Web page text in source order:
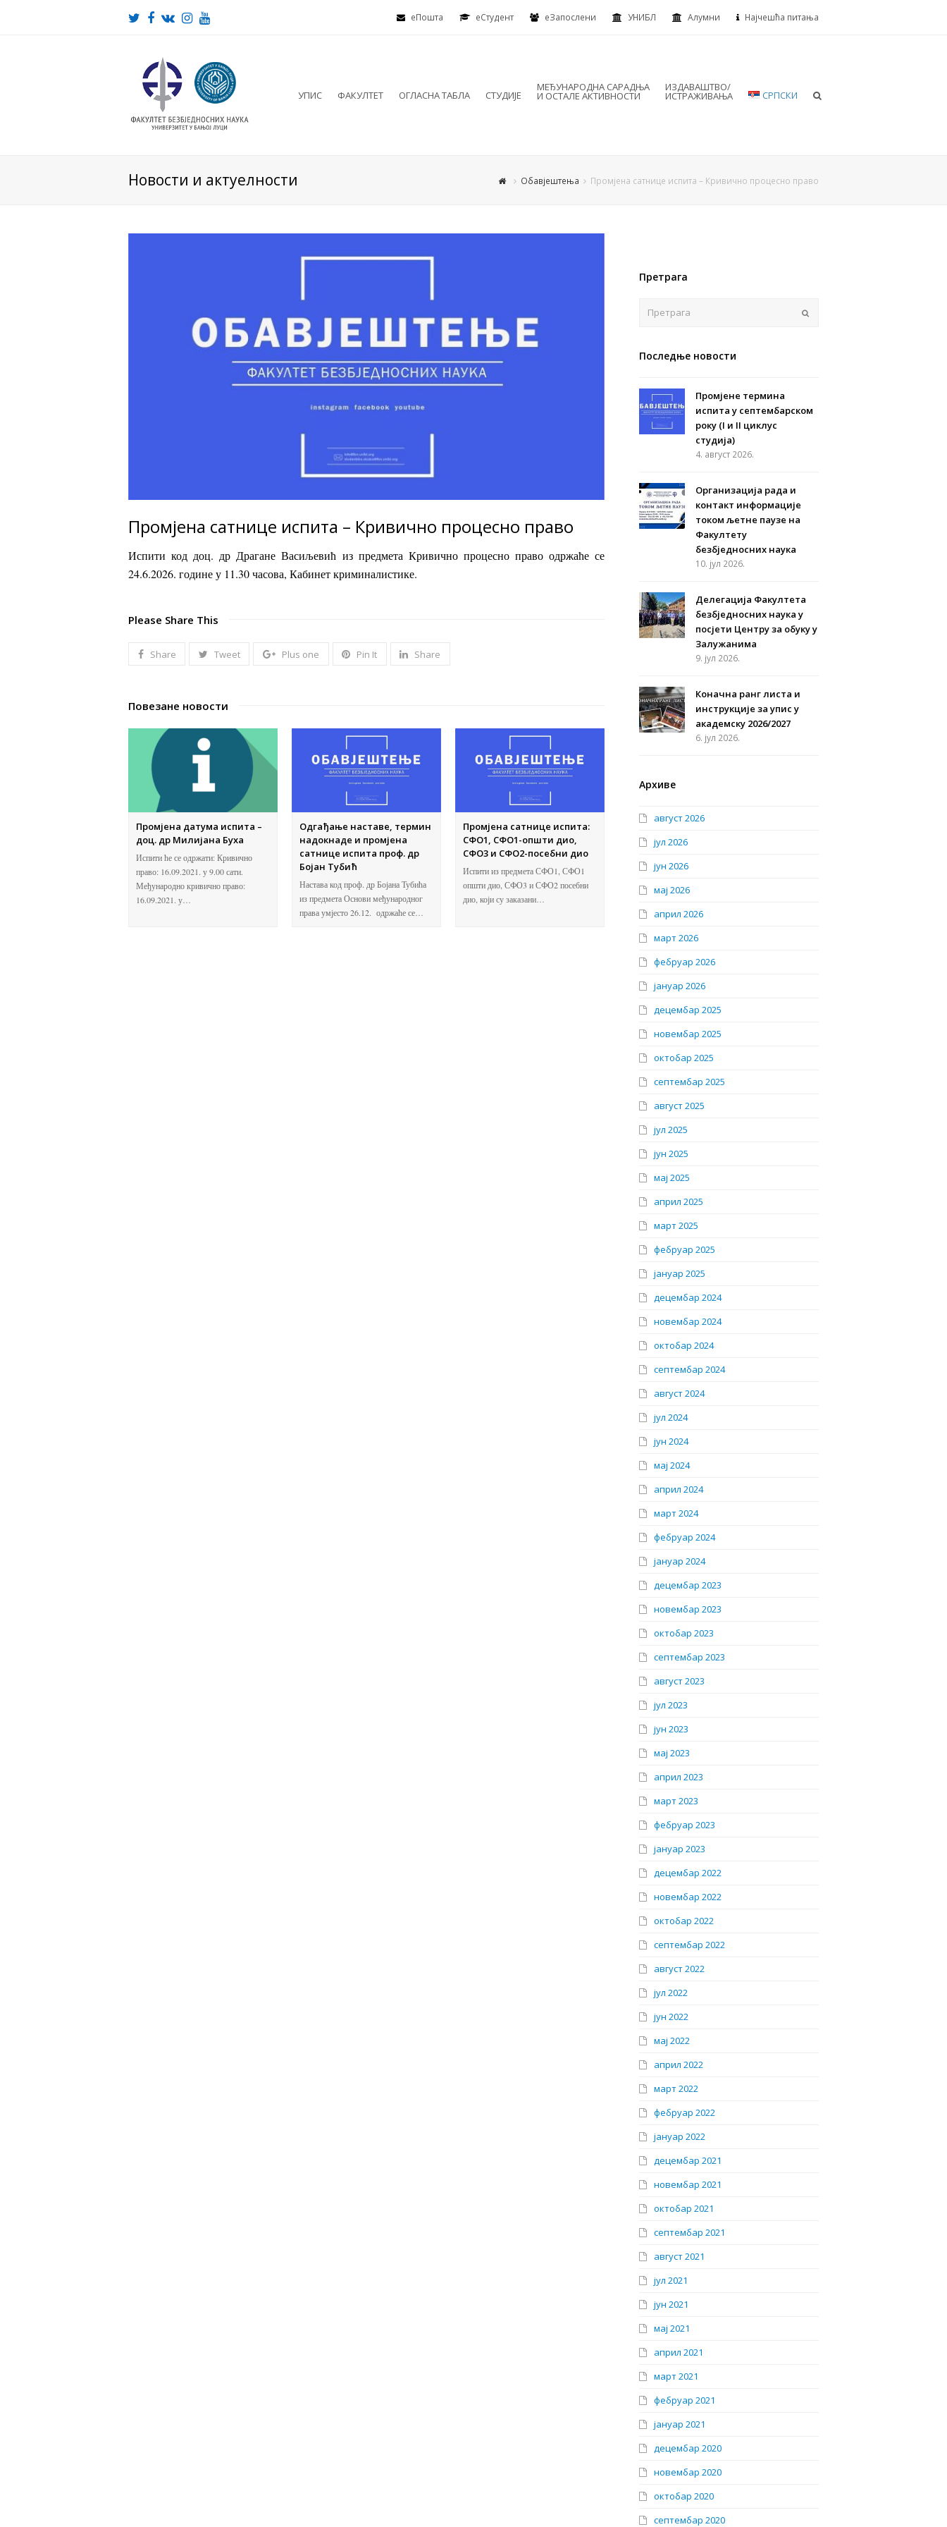
еПошта eСтудент еЗапослени УНИБЛ Алумни Најчешћа питања
Twitter
Facebook
VKInstagram
Youtube
УПИС ФАКУЛТЕТ ОГЛАСНА ТАБЛА СТУДИЈЕ
МЕЂУНАРОДНА САРАДЊА
И ОСТАЛЕ АКТИВНОСТИ
ИЗДАВАШТВО/
ИСТРАЖИВАЊА СРПСКИ
Новости и актуелности Обавјештења Промјена сатнице испита – Кривично процесно право
Промјена сатнице испита – Кривично процесно право
Испити код доц. др Драгане Васиљевић из предмета Кривично процесно право одржаће се
24.6.2026. године у 11.30 часова, Кабинет криминалистике.
Please Share This
Share Tweet Plus one Pin It Share
Повезане новости
Промјена датума испита –
доц. др Милијана Буха
Испити ће се одржати: Кривично
право: 16.09.2021. у 9.00 сати.
Међународно кривично право:
16.09.2021. у…
Одгађање наставе, термин
надокнаде и промјена
сатнице испита проф. др
Бојан Тубић
Настава код проф. др Бојана Тубића
из предмета Основи међународног
права умјесто 26.12. одржаће се…
Промјена сатнице испита:
СФО1, СФО1-општи дио,
СФО3 и СФО2-посебни дио
Испити из предмета СФО1, СФО1
општи дио, СФО3 и СФО2 посебни
дио, који су заказани…
Претрага
Последње новости
Промјене термина
испита у септембарском
року (I и II циклус
студија)
4. август 2026.
Организација рада и
контакт информације
током љетне паузе на
Факултету
безбједносних наука
10. јул 2026.
Делегација Факултета
безбједносних наука у
посјети Центру за обуку у
Залужанима
9. јул 2026.
Коначна ранг листа и
инструкције за упис у
академску 2026/2027
6. јул 2026.
Архиве
август 2026
јул 2026
јун 2026
мај 2026
април 2026
март 2026
фебруар 2026
јануар 2026
децембар 2025
новембар 2025
октобар 2025
септембар 2025
август 2025
јул 2025
јун 2025
мај 2025
април 2025
март 2025
фебруар 2025
јануар 2025
децембар 2024
новембар 2024
октобар 2024
септембар 2024
август 2024
јул 2024
јун 2024
мај 2024
април 2024
март 2024
фебруар 2024
јануар 2024
децембар 2023
новембар 2023
октобар 2023
септембар 2023
август 2023
јул 2023
јун 2023
мај 2023
април 2023
март 2023
фебруар 2023
јануар 2023
децембар 2022
новембар 2022
октобар 2022
септембар 2022
август 2022
јул 2022
јун 2022
мај 2022
април 2022
март 2022
фебруар 2022
јануар 2022
децембар 2021
новембар 2021
октобар 2021
септембар 2021
август 2021
јул 2021
јун 2021
мај 2021
април 2021
март 2021
фебруар 2021
јануар 2021
децембар 2020
новембар 2020
октобар 2020
септембар 2020